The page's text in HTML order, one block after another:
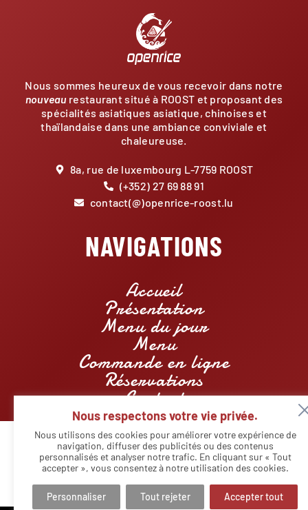
Nous respectons votre vie privée.
Nous utilisons des cookies pour améliorer votre expérience de
navigation, diffuser des publicités ou des contenus
personnalisés et analyser notre trafic. En cliquant sur « Tout
accepter », vous consentez à notre utilisation des cookies.
Personnaliser Tout rejeter Accepter tout
Nous sommes heureux de vous recevoir dans notre
nouveau restaurant situé à ROOST et proposant des
spécialités asiatiques asiatique, chinoises et
thaïlandaise dans une ambiance conviviale et
chaleureuse.
8a, rue de luxembourg L-7759 ROOST
(+352) 27 69 88 91
contact(@)openrice-roost.lu
NAVIGATIONS
Accueil
Présentation
Menu du jour
Menu
Commande en ligne
Réservations
Contact
© Copyright - Restaurant Openrice Roost | Designed by
AgencyMarkeasy Communication -Mentions légales